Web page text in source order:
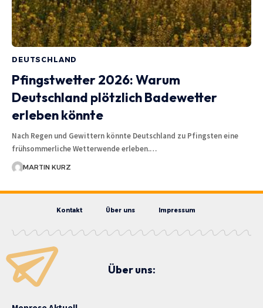
DEUTSCHLAND
Pfingstwetter 2026: Warum
Deutschland plötzlich Badewetter
erleben könnte
Nach Regen und Gewittern könnte Deutschland zu Pfingsten eine
frühsommerliche Wetterwende erleben.…
MARTIN KURZ
Kontakt Über uns Impressum
Über uns: